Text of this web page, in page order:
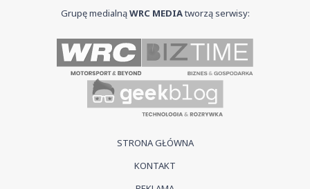
Grupę medialnąWRC MEDIAtworzą serwisy:
STRONA GŁÓWNA
KONTAKT